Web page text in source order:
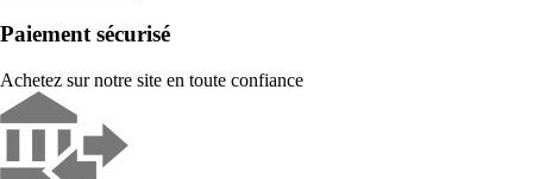
Paiement sécurisé
Achetez sur notre site en toute confiance